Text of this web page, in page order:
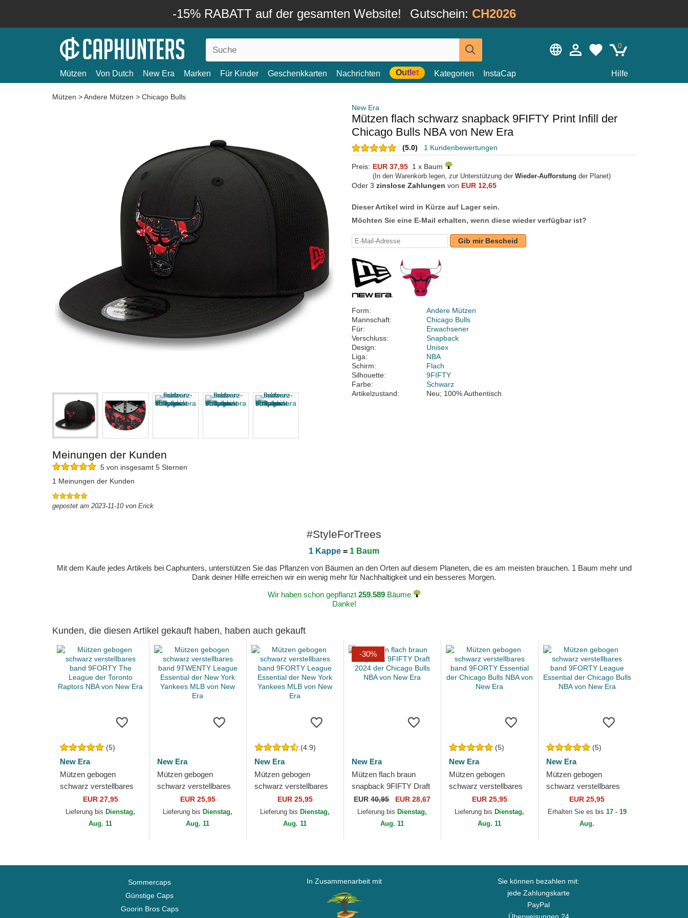
-15% RABATT auf der gesamten Website! Gutschein: CH2026
0
Mützen Von Dutch New Era Marken Für Kinder Geschenkkarten Nachrichten Outlet Kategorien InstaCap Hilfe
Mützen >Andere Mützen > Chicago Bulls
New Era
Mützen flach schwarz snapback 9FIFTY Print Infill der
Chicago Bulls NBA von New Era
(5.0) 1 Kundenbewertungen
Preis: EUR 37,95 1 x Baum
(In den Warenkorb legen, zur Unterstützung der Wieder-Aufforstung der Planet)
Oder 3 zinslose Zahlungen von EUR 12,65
Dieser Artikel wird in Kürze auf Lager sein.
Möchten Sie eine E-Mail erhalten, wenn diese wieder verfügbar ist?
Gib mir Bescheid
Form:
Andere Mützen
Mannschaft:
Chicago Bulls
Für:
Erwachsener
Verschluss:
Snapback
Design:
Unisex
Liga:
NBA
Schirm:
Flach
Silhouette:
9FIFTY
Farbe:
Schwarz
Artikelzustand:
Neu; 100% Authentisch
Meinungen der Kunden
5 von insgesamt 5 Sternen
1 Meinungen der Kunden
gepostet am 2023-11-10 von Erick
#StyleForTrees
1 Kappe = 1 Baum
Mit dem Kaufe jedes Artikels bei Caphunters, unterstützen Sie das Pflanzen von Bäumen an den Orten auf diesem Planeten, die es am meisten brauchen. 1 Baum mehr und
Dank deiner Hilfe erreichen wir ein wenig mehr für Nachhaltigkeit und ein besseres Morgen.
Wir haben schon gepflanzt 259.589Bäume
Danke!
Kunden, die diesen Artikel gekauft haben, haben auch gekauft
(5)
New Era
Mützen gebogen
schwarz verstellbares
band 9FORTY The
League der Toronto
Raptors NBA von New
EUR 27,95
Lieferung bis Dienstag,
Aug. 11
New Era
Mützen gebogen
schwarz verstellbares
band 9TWENTY League
Essential der New York
Yankees MLB von...
EUR 25,95
Lieferung bis Dienstag,
Aug. 11
(4.9)
New Era
Mützen gebogen
schwarz verstellbares
band 9FORTY League
Essential der New York
Yankees MLB von...
EUR 25,95
Lieferung bis Dienstag,
Aug. 11
-30%
New Era
Mützen flach braun
snapback 9FIFTY Draft
2024 der Chicago Bulls
NBA von New Era
EUR40,95 EUR 28,67
Lieferung bis Dienstag,
Aug. 11
(5)
New Era
Mützen gebogen
schwarz verstellbares
band 9FORTY Essential
der Chicago Bulls NBA
von New Era
EUR 25,95
Lieferung bis Dienstag,
Aug. 11
(5)
New Era
Mützen gebogen
schwarz verstellbares
band 9FORTY League
Essential der Chicago
Bulls NBA von New Era
EUR 25,95
Erhalten Sie es bis 17 - 19
Aug.
Sommercaps
Günstige Caps
Goorin Bros Caps
In Zusammenarbeit mit
Sie können bezahlen mit:
jede Zahlungskarte
PayPal